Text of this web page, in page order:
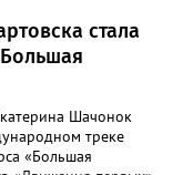
стала
Шачонок
треке
«Большая